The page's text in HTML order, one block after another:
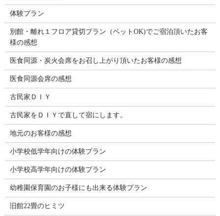
体験プラン
別館・離れ１フロア貸切プラン（ペットOK)でご宿泊頂いたお客
様の感想
医食同源・炭火会席をお召し上がり頂いたお客様の感想
医食同源会席の感想
古民家ＤＩＹ
古民家をＤＩＹで直して宿にします。
地元のお客様の感想
小学校低学年向けの体験プラン
小学校高学年向けの体験プラン
幼稚園保育園のお子様にも出来る体験プラン
旧館22畳のヒミツ